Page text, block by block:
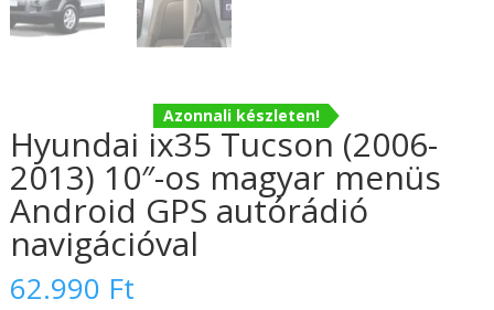
Azonnali készleten!
Hyundai ix35 Tucson (2006-
2013) 10″-os magyar menüs
Android GPS autórádió
navigációval
62.990 Ft